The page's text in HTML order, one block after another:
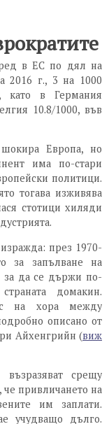
в ЕС по дял на
2016 г., 3 на 1000
като в Германия
10.8/1000, във
Европа, но
има по-стари
политици.
тогава изживява
стотици хиляди
през 1970-
за запълване на
за да се държи по-
домакин.
на хора между
описано от
Айхенгрийн (виж
срещу
че привличането на
им заплати.
учудващо дълго.